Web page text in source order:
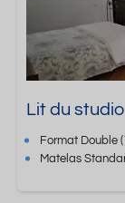
Lit du studio
Format Double
Matelas